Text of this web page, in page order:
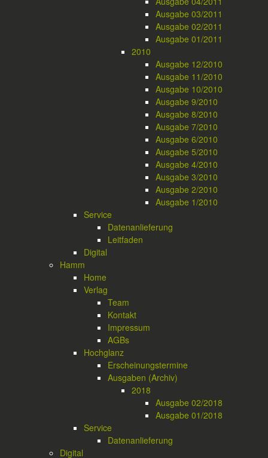
Ausgabe 03/2011
Ausgabe 02/2011
Ausgabe 01/2011
2010
Ausgabe 12/2010
Ausgabe 11/2010
Ausgabe 10/2010
Ausgabe 9/2010
Ausgabe 8/2010
Ausgabe 7/2010
Ausgabe 6/2010
Ausgabe 5/2010
Ausgabe 4/2010
Ausgabe 3/2010
Ausgabe 2/2010
Ausgabe 1/2010
Service
Datenanlieferung
Leitfaden
Digital
Hamm
Home
Verlag
Team
Kontakt
Impressum
AGBs
Hochglanz
Erscheinungstermine
Ausgaben (Archiv)
2018
Ausgabe 02/2018
Ausgabe 01/2018
Service
Datenanlieferung
Digital